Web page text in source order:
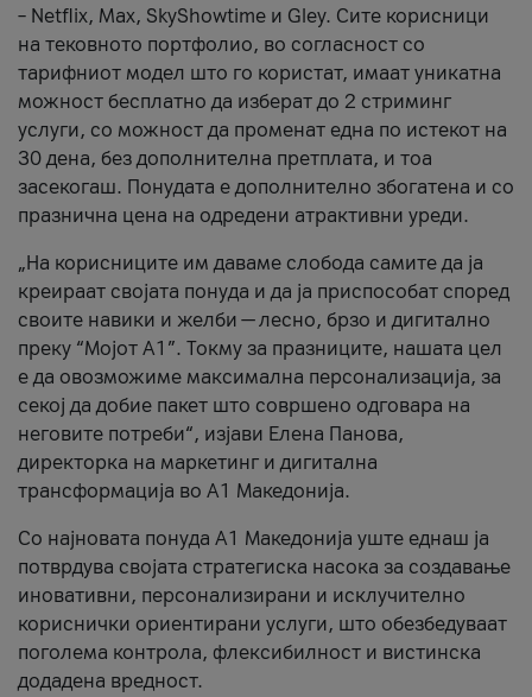
– Netflix, Max, SkyShowtime и Gley. Сите корисници
на тековното портфолио, во согласност со
тарифниот модел што го користат, имаат уникатна
можност бесплатно да изберат до 2 стриминг
услуги, со можност да променат една по истекот на
30 дена, без дополнителна претплата, и тоа
засекогаш. Понудата е дополнително збогатена и со
празнична цена на одредени атрактивни уреди.
„На корисниците им даваме слобода самите да ја
креираат својата понуда и да ја приспособат според
своите навики и желби — лесно, брзо и дигитално
преку “Мојот А1”. Токму за празниците, нашата цел
е да овозможиме максимална персонализација, за
секој да добие пакет што совршено одговара на
неговите потреби“, изјави Елена Панова,
директорка на маркетинг и дигитална
трансформација во А1 Македонија.
Со најновата понуда А1 Македонија уште еднаш ја
потврдува својата стратегиска насока за создавање
иновативни, персонализирани и исклучително
кориснички ориентирани услуги, што обезбедуваат
поголема контрола, флексибилност и вистинска
додадена вредност.